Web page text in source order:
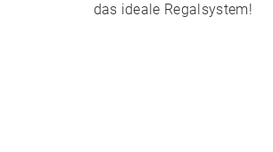
das ideale Regalsystem!